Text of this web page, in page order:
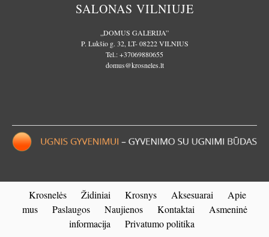
SALONAS VILNIUJE
„DOMUS GALERIJA”
P. Lukšio g. 32, LT- 08222 VILNIUS
Tel.:+37069880655
domus@krosneles.lt
Krosnelės Židiniai Krosnys Aksesuarai
Apie
mus
Paslaugos Naujienos Kontaktai
Asmeninė
informacija
Privatumo politika